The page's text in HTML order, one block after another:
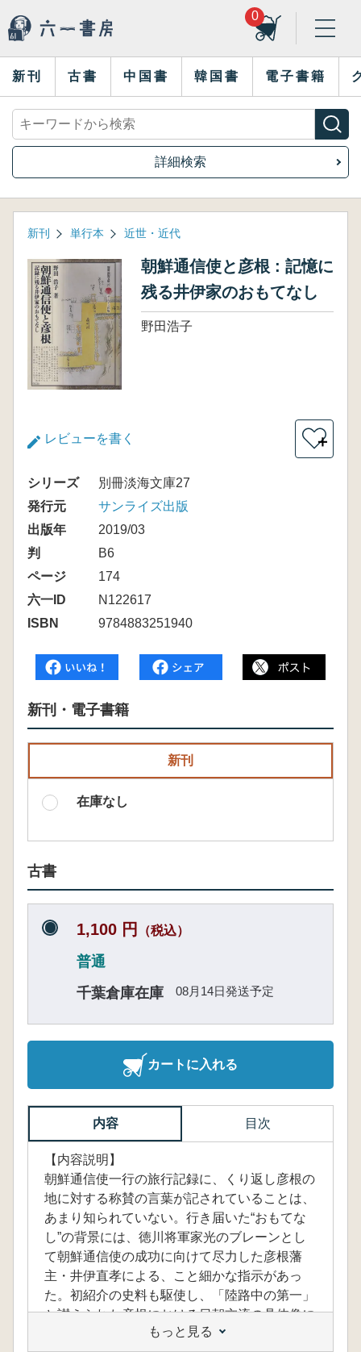
0
新刊 古書 中国書 韓国書 電子書籍
詳細検索
新刊 単行本 近世・近代
朝鮮通信使と彦根 : 記憶に
残る井伊家のおもてなし
野田浩子
レビューを書く ＋
シリーズ
別冊淡海文庫27
発行元
サンライズ出版
出版年
2019/03
判
B6
ページ
174
六一ID
N122617
ISBN
9784883251940
新刊・電子書籍
新刊
在庫なし
古書
1,100 円 （税込）
普通
千葉倉庫在庫
08月14日発送予定
カートに入れる
内容 目次
【内容説明】
朝鮮通信使一行の旅行記録に、くり返し彦根の
地に対する称賛の言葉が記されていることは、
あまり知られていない。行き届いた“おもてな
し”の背景には、徳川将軍家光のブレーンとし
て朝鮮通信使の成功に向けて尽力した彦根藩
主・井伊直孝による、こと細かな指示があっ
た。初紹介の史料も駆使し、「陸路中の第一」
と讃えられた彦根における日朝交流の具体像に
もっと見る